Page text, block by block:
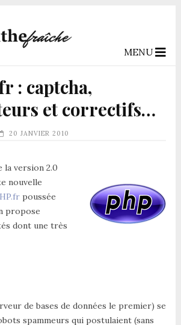
MENU
: captcha,
et correctifs…
20 JANVIER 2010
la version 2.0
nouvelle
poussée
propose
dont une très
de bases de données le premier) se
spammeurs qui postulaient (sans